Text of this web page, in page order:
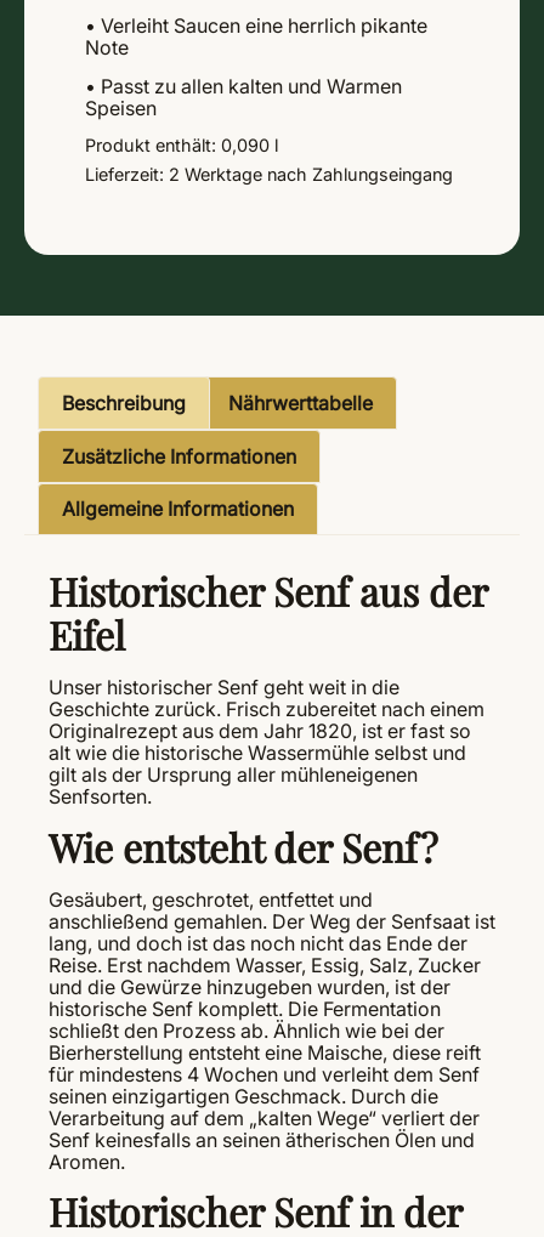
• Verleiht Saucen eine herrlich pikante
Note
• Passt zu allen kalten und Warmen
Speisen
Produkt enthält: 0,090 l
Lieferzeit: 2 Werktage nach Zahlungseingang
Beschreibung Nährwerttabelle
Zusätzliche Informationen
Allgemeine Informationen
Historischer Senf aus der
Eifel
Unser historischer Senf geht weit in die
Geschichte zurück. Frisch zubereitet nach einem
Originalrezept aus dem Jahr 1820, ist er fast so
alt wie die historische Wassermühle selbst und
gilt als der Ursprung aller mühleneigenen
Senfsorten.
Wie entsteht der Senf?
Gesäubert, geschrotet, entfettet und
anschließend gemahlen. Der Weg der Senfsaat ist
lang, und doch ist das noch nicht das Ende der
Reise. Erst nachdem Wasser, Essig, Salz, Zucker
und die Gewürze hinzugeben wurden, ist der
historische Senf komplett. Die Fermentation
schließt den Prozess ab. Ähnlich wie bei der
Bierherstellung entsteht eine Maische, diese reift
für mindestens 4 Wochen und verleiht dem Senf
seinen einzigartigen Geschmack. Durch die
Verarbeitung auf dem „kalten Wege“ verliert der
Senf keinesfalls an seinen ätherischen Ölen und
Aromen.
Historischer Senf in der